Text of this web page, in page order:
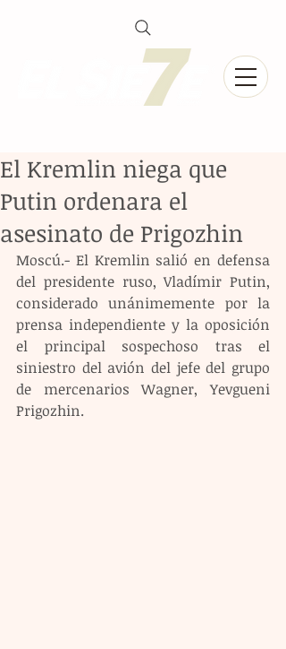
El Kremlin niega que
Putin ordenara el
asesinato de Prigozhin
Moscú.- El Kremlin salió en defensa
del presidente ruso, Vladímir Putin,
considerado unánimemente por la
prensa independiente y la oposición
el principal sospechoso tras el
siniestro del avión del jefe del grupo
de mercenarios Wagner, Yevgueni
Prigozhin.